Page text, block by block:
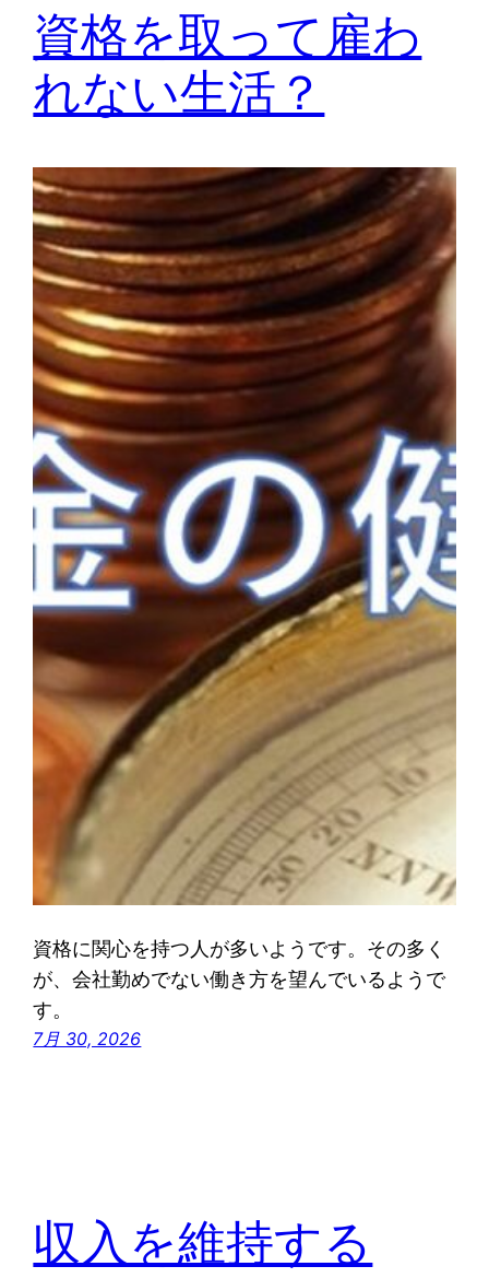
資格を取って雇わ
れない生活？
資格に関心を持つ人が多いようです。その多く
が、会社勤めでない働き方を望んでいるようで
す。
7月 30, 2026
収入を維持する